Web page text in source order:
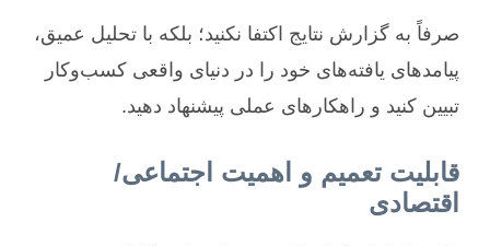
صرفاً به گزارش نتایج اکتفا نکنید؛ بلکه با تحلیل عمیق،
پیامدهای یافته‌های خود را در دنیای واقعی کسب‌وکار
تبیین کنید و راهکارهای عملی پیشنهاد دهید.
قابلیت تعمیم و اهمیت اجتماعی/
اقتصادی